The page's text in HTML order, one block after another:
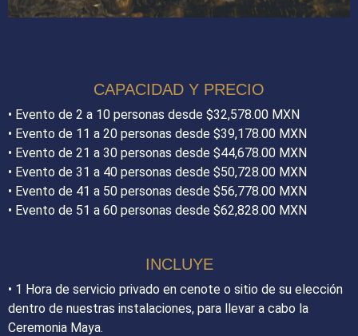
CAPACIDAD Y PRECIO
•⁠ ⁠Evento de 2 a 10 personas desde $32,578.00 MXN
•⁠ ⁠Evento de 11 a 20 personas desde $39,178.00 MXN
•⁠ ⁠Evento de 21 a 30 personas desde $44,678.00 MXN
•⁠ ⁠Evento de 31 a 40 personas desde $50,728.00 MXN
•⁠ ⁠Evento de 41 a 50 personas desde $56,778.00 MXN
•⁠ ⁠Evento de 51 a 60 personas desde $62,828.00 MXN
INCLUYE
•⁠ ⁠1 Hora de servicio privado en cenote o sitio de su elección
dentro de nuestras instalaciones, para llevar a cabo la
Ceremonia Maya.